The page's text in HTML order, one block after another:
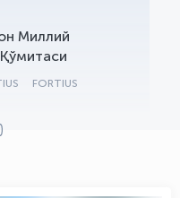
Миллий
FORTIUS